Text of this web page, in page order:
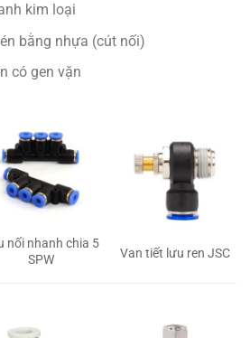
kim loại
bằng nhựa (cút nối)
có gen vặn
nối nhanh chia 5
SPW
Van tiết lưu ren JSC